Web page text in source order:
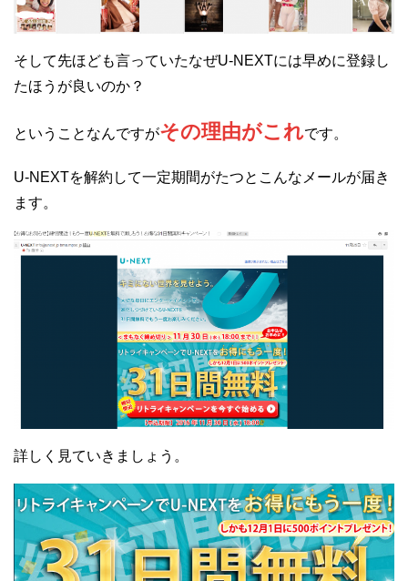
そして先ほども言っていたなぜU-NEXTには早めに登録し
たほうが良いのか？
ということなんですがその理由がこれです。
U-NEXTを解約して一定期間がたつとこんなメールが届き
ます。
詳しく見ていきましょう。